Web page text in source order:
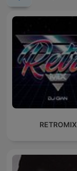
RETROMIX